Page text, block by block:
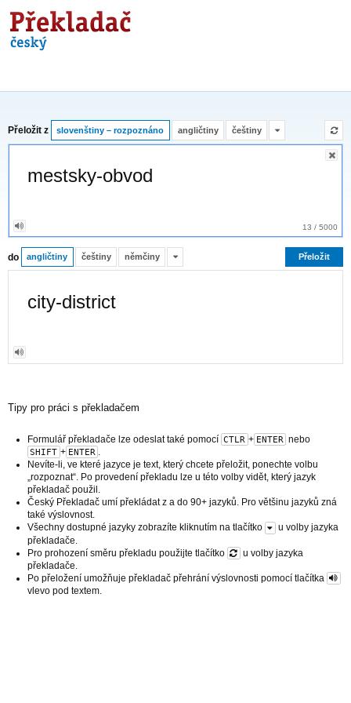
Překladač
Přeložit z slovenštiny – rozpoznáno angličtiny češtiny
13 / 5000
do angličtiny češtiny němčiny Přeložit
city-district
Tipy pro práci s překladačem
Formulář překladače lze odeslat také pomocí CTLR + ENTER nebo
SHIFT + ENTER .
Nevíte-li, ve které jazyce je text, který chcete přeložit, ponechte volbu
„rozpoznat“. Po provedení překladu lze u této volby vidět, který jazyk
překladač použil.
Český Překladač umí překládat z a do 90+ jazyků. Pro většinu jazyků zná
také výslovnost.
Všechny dostupné jazyky zobrazíte kliknutím na tlačítko
u volby jazyka
překladače.
Pro prohození směru překladu použijte tlačítko
u volby jazyka
překladače.
Po přeložení umožňuje překladač přehrání výslovnosti pomocí tlačítka
vlevo pod textem.